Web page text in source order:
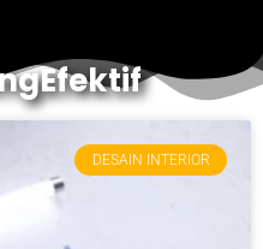
DESAIN INTERIOR